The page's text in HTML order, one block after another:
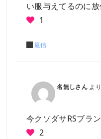
い服与えてるのに
1
返信
名無しさん よ
今クソダサRSブラ
2